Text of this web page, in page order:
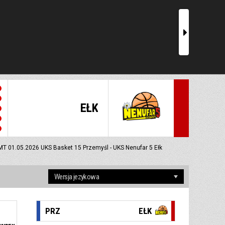
r
EŁK
01.05.2026 UKS Basket 15 Przemyśl - UKS Nenufar 5 Ełk
PRZ EŁK